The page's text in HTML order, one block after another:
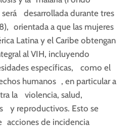
será desarrollada durante tres
orientada a que las mujeres
Latina y el Caribe obtengan
al VIH, incluyendo
específicas, como el
humanos , en particular a
la violencia, salud,
y reproductivos. Esto se
acciones de incidencia